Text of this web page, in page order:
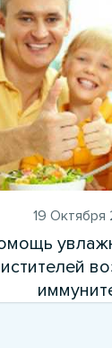
19 Октября